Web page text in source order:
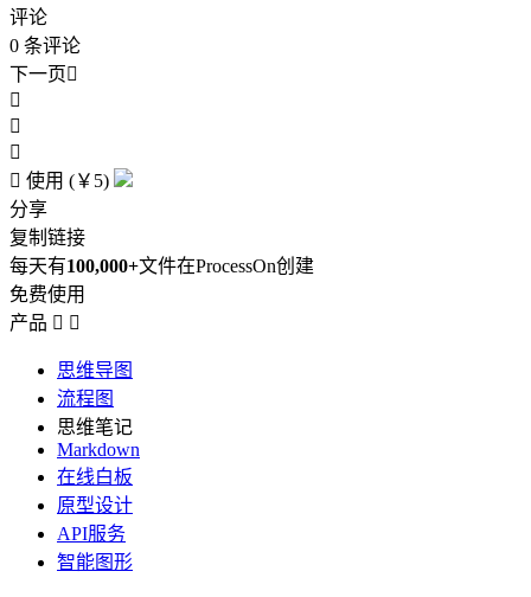
评论
0 条评论
下一页



 使用 (￥5)
分享
复制链接
每天有100,000+文件在ProcessOn创建
免费使用
产品  
思维导图
流程图
思维笔记
Markdown
在线白板
原型设计
API服务
智能图形